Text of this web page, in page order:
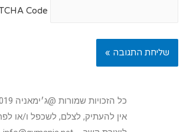
Code
כל הזכויות שמורות @ג׳ימאניה 2019
אין להעתיק, לצלם, לשכפל ו/או